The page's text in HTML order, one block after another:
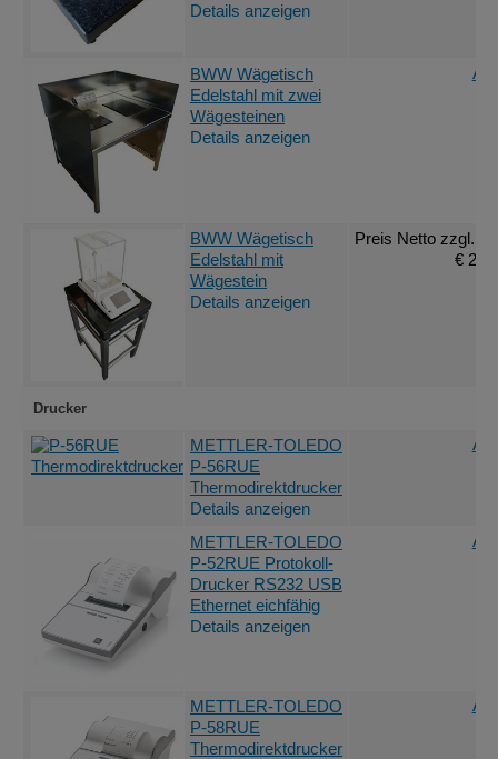
Details anzeigen
BWW Wägetisch
Edelstahl mit zwei
Wägesteinen
Details anzeigen
BWW Wägetisch
Edelstahl mit
Wägestein
Details anzeigen
Preis Netto zzgl.
€
Drucker
METTLER-TOLEDO
P-56RUE
Thermodirektdrucker
Details anzeigen
METTLER-TOLEDO
P-52RUE Protokoll-
Drucker RS232 USB
Ethernet eichfähig
Details anzeigen
METTLER-TOLEDO
P-58RUE
Thermodirektdrucker